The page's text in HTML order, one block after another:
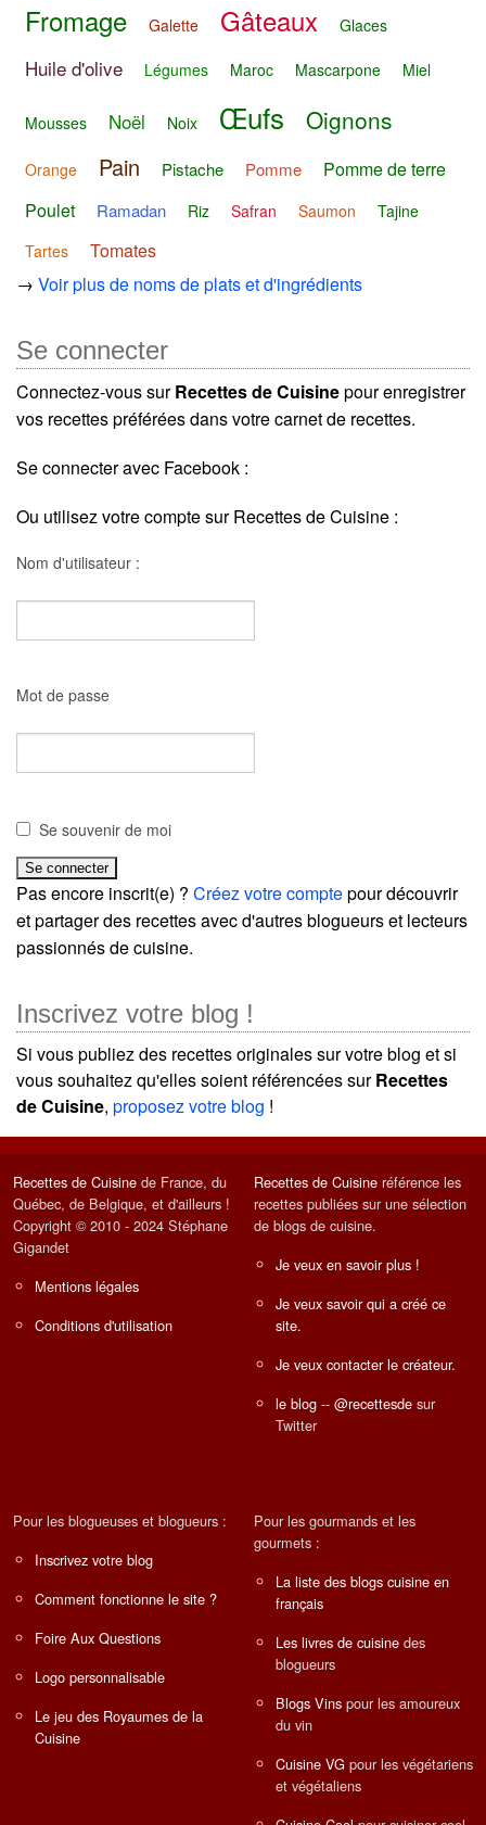
Fromage Galette Gâteaux Glaces
Huile d'olive Légumes Maroc Mascarpone Miel
Mousses Noël Noix Œufs Oignons
Orange Pain Pistache Pomme
Pomme de terre
Poulet
Ramadan Riz Safran Saumon
Tajine
Tartes
Tomates
→ Voir plus de noms de plats et d'ingrédients
Se connecter
Connectez-vous surRecettes de Cuisinepour enregistrer
vos recettes préférées dans votre carnet de recettes.
Se connecter avec Facebook :
Ou utilisez votre compte sur Recettes de Cuisine :
Nom d'utilisateur :
Mot de passe
Se souvenir de moi
Pas encore inscrit(e) ? Créez votre comptepour découvrir
et partager des recettes avec d'autres blogueurs et lecteurs
passionnés de cuisine.
Inscrivez votre blog !
Si vous publiez des recettes originales sur votre blog et si
vous souhaitez qu'elles soient référencées surRecettes
de Cuisine, proposez votre blog !
Recettes de Cuisine de France, du
Québec, de Belgique, et d'ailleurs !
Copyright © 2010 - 2024 Stéphane
Gigandet
Mentions légales
Conditions d'utilisation
Recettes de Cuisine référence les
recettes publiées sur une sélection
de blogs de cuisine.
Je veux en savoir plus !
Je veux savoir qui a créé ce
site.
Je veux contacter le créateur.
le blog -- @recettesde sur
Twitter
Pour les blogueuses et blogueurs :
Inscrivez votre blog
Comment fonctionne le site ?
Foire Aux Questions
Logo personnalisable
Le jeu des Royaumes de la
Cuisine
Pour les gourmands et les
gourmets :
La liste des blogs cuisine en
français
Les livres de cuisine des
blogueurs
Blogs Vins pour les amoureux
du vin
Cuisine VG pour les végétariens
et végétaliens